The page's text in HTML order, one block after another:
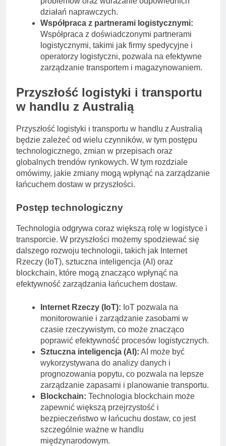
działań naprawczych.
Współpraca z partnerami logistycznymi:
Współpraca z doświadczonymi partnerami
logistycznymi, takimi jak firmy spedycyjne i
operatorzy logistyczni, pozwala na efektywne
zarządzanie transportem i magazynowaniem.
Przyszłość logistyki i transportu
w handlu z Australią
Przyszłość logistyki i transportu w handlu z Australią
będzie zależeć od wielu czynników, w tym postępu
technologicznego, zmian w przepisach oraz
globalnych trendów rynkowych. W tym rozdziale
omówimy, jakie zmiany mogą wpłynąć na zarządzanie
łańcuchem dostaw w przyszłości.
Postęp technologiczny
Technologia odgrywa coraz większą rolę w logistyce i
transporcie. W przyszłości możemy spodziewać się
dalszego rozwoju technologii, takich jak Internet
Rzeczy (IoT), sztuczna inteligencja (AI) oraz
blockchain, które mogą znacząco wpłynąć na
efektywność zarządzania łańcuchem dostaw.
Internet Rzeczy (IoT): IoT pozwala na
monitorowanie i zarządzanie zasobami w
czasie rzeczywistym, co może znacząco
poprawić efektywność procesów logistycznych.
Sztuczna inteligencja (AI): AI może być
wykorzystywana do analizy danych i
prognozowania popytu, co pozwala na lepsze
zarządzanie zapasami i planowanie transportu.
Blockchain: Technologia blockchain może
zapewnić większą przejrzystość i
bezpieczeństwo w łańcuchu dostaw, co jest
szczególnie ważne w handlu
międzynarodowym.